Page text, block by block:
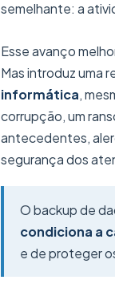
semelhante: a
Esse avanço
Mas introduz uma
informática,
corrupção, um
antecedentes,
segurança dos
O backup de
condiciona a
e de proteger